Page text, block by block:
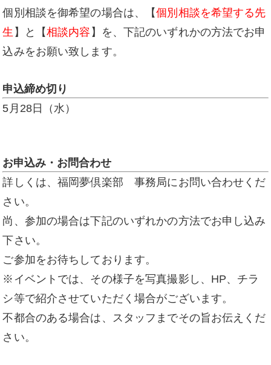
個別相談を御希望の場合は、【個別相談を希望する先
生 】と【相談内容 】を、下記のいずれかの方法でお申
込みをお願い致します。
申込締め切り
5月28日（水）
お申込み・お問合わせ
詳しくは、福岡夢倶楽部 事務局にお問い合わせくだ
さい。
尚、参加の場合は下記のいずれかの方法でお申し込み
下さい。
ご参加をお待ちしております。
※イベントでは、その様子を写真撮影し、HP、チラ
シ等で紹介させていただく場合がございます。
不都合のある場合は、スタッフまでその旨お伝えくだ
さい。